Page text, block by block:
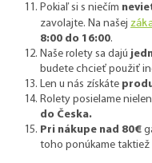
Pokiaľ si s niečím
zavolajte. Na našej
8:00 do 16:00.
Naše rolety sa dajú
budete chcieť použiť
Len u nás získáte
Rolety posielame nielen
do Česka.
Pri nákupe nad 80€
toho ponúkame taktiež